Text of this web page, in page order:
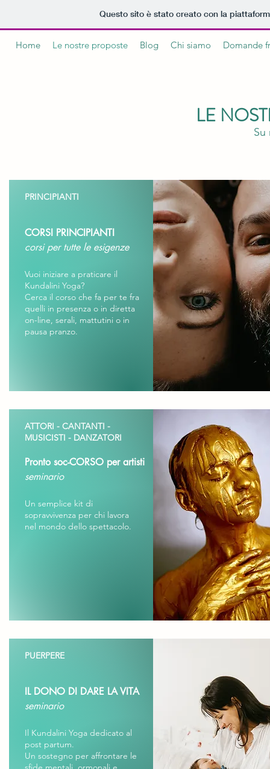
Questo sito è stato creato con la
Home Le nostre proposte Blog Chi siamo Domande
LE
Su
PRINCIPIANTI
CORSI PRINCIPIANTI
corsi per tutte le esigenze
Vuoi iniziare a praticare il
Kundalini Yoga?
Cerca il corso che fa per te fra
quelli in presenza o in diretta
on-line, serali, mattutini o in
pausa pranzo.
ATTORI - CANTANTI -
MUSICISTI - DANZATORI
Pronto soc-CORSO per artisti
seminario
Un semplice kit di
sopravvivenza per chi lavora
nel mondo dello spettacolo.
PUERPERE
IL DONO DI DARE LA VITA
seminario
Il Kundalini Yoga dedicato al
post partum.
Un sostegno per affrontare le